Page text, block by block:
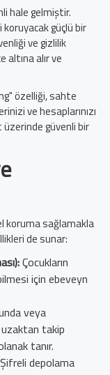
hale gelmiştir.
güçlü bir
ve gizlilik
altına alır ve
özelliği, sahte
ve hesaplarınızı
üzerinde güvenli bir
koruma sağlamakla
de sunar:
Çocukların
için ebeveyn
veya
uzaktan takip
tanır.
Şifreli depolama